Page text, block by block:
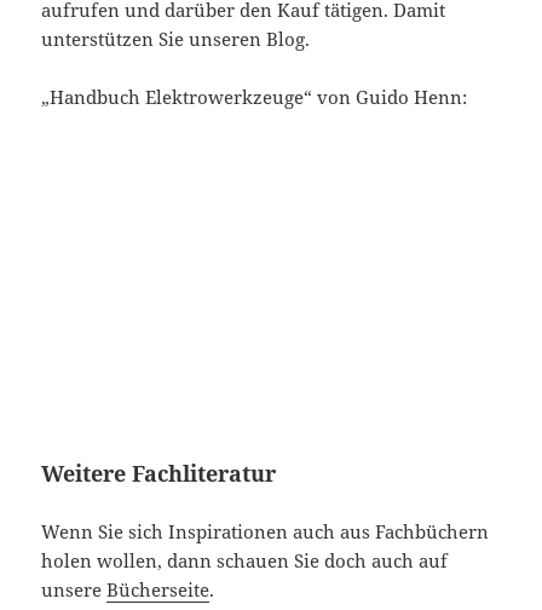
aufrufen und darüber den Kauf tätigen. Damit
unterstützen Sie unseren Blog.
„Handbuch Elektrowerkzeuge“ von Guido Henn:
Weitere Fachliteratur
Wenn Sie sich Inspirationen auch aus Fachbüchern
holen wollen, dann schauen Sie doch auch auf
unsereBücherseite.